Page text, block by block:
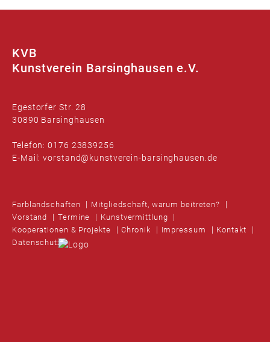
KVB
Kunstverein Barsinghausen e.V.
Egestorfer Str. 28
30890 Barsinghausen
Telefon: 0176 23839256
E-Mail: vorstand@kunstverein-barsinghausen.de
Farblandschaften
Mitgliedschaft, warum beitreten?
Vorstand
Termine
Kunstvermittlung
Kooperationen & Projekte
Chronik Impressum
Kontakt
Datenschutz